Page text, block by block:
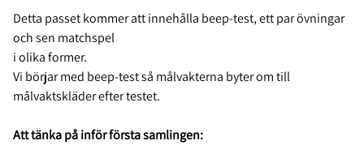
Detta passet kommer att innehålla beep-test, ett par övningar
och sen matchspel
i olika former.
Vi börjar med beep-test så målvakterna byter om till
målvaktskläder efter testet.
Att tänka på inför första samlingen: